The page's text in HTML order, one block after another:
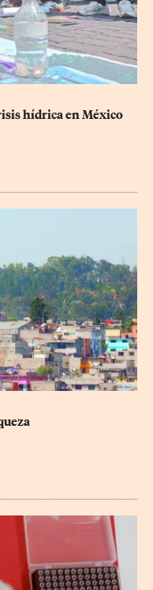
hídrica en México